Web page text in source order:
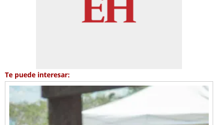
Te puede interesar: